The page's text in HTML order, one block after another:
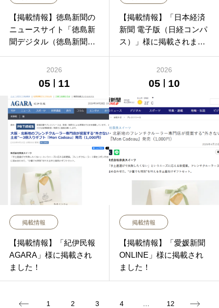
【掲載情報】徳島新聞の
ニュースサイト「徳島新
聞デジタル（徳島新聞電
【掲載情報】「日本経済
新聞 電子版（日経コンパ
ス）」様に掲載されまし
2026
05 11
掲載情報
【掲載情報】「紀伊民報
AGARA」様に掲載され
ました！
2026
05 10
掲載情報
【掲載情報】「愛媛新聞
ONLINE」様に掲載され
ました！
1 2 3 4 12